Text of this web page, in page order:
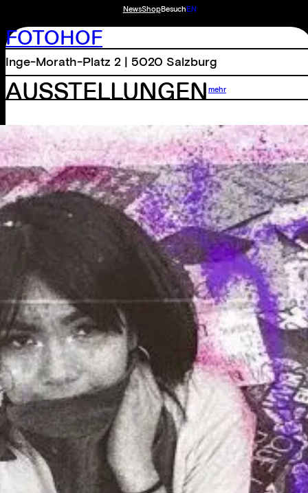
NewsShopBesuchEN
FOTOHOF
Inge-Morath-Platz 2 | 5020 Salzburg
AUSSTELLUNGENmehr